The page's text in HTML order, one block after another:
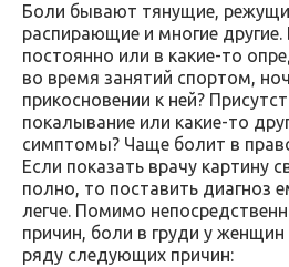
Боли бывают тянущие,
распирающие и многие другие.
постоянно или в какие-то
во время занятий спортом,
прикосновении к ней?
покалывание или какие-то
симптомы? Чаще болит в
Если показать врачу картину
полно, то поставить диагноз
легче. Помимо
причин, боли в груди у женщин
ряду следующих причин: